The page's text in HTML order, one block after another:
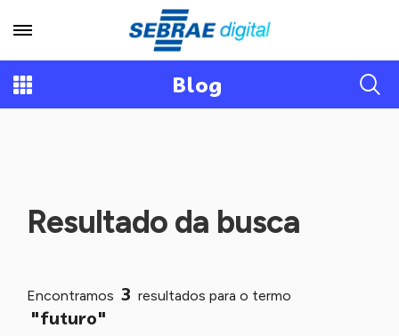
Blog
Resultado da busca
Encontramos 3 resultados para o termo
"futuro"